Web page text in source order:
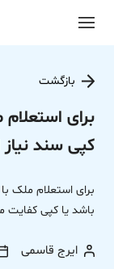
بازگشت
برای
کپی سند
باشد یا کپی کفایت
ایرج قاسمی